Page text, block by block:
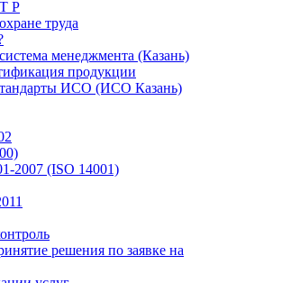
Р
труда
менеджмента (Казань)
продукции
ИСО (ИСО Казань)
2007 (ISO 14001)
решения по заявке на